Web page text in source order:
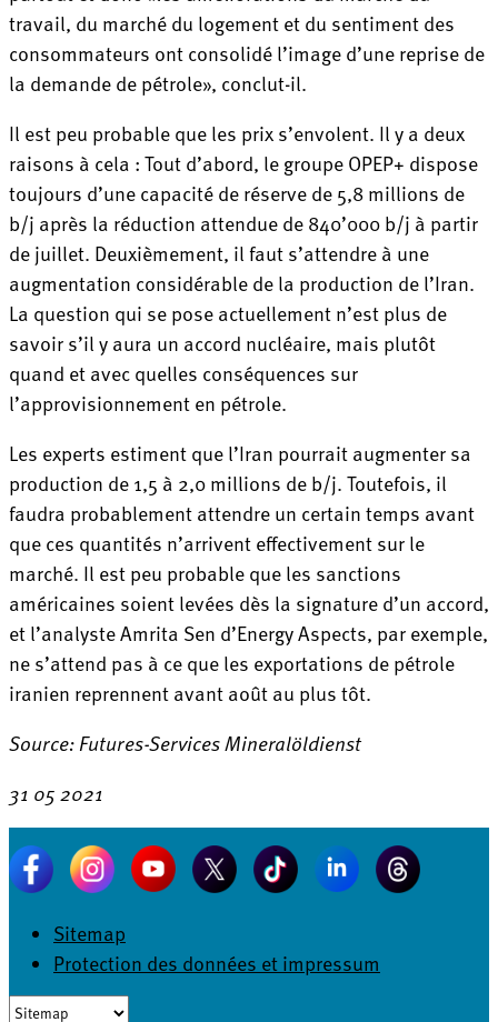
travail, du marché du logement et du sentiment des
consommateurs ont consolidé l’image d’une reprise de
la demande de pétrole», conclut-il.
Il est peu probable que les prix s’envolent. Il y a deux
raisons à cela : Tout d’abord, le groupe OPEP+ dispose
toujours d’une capacité de réserve de 5,8 millions de
b/j après la réduction attendue de 840’000 b/j à partir
de juillet. Deuxièmement, il faut s’attendre à une
augmentation considérable de la production de l’Iran.
La question qui se pose actuellement n’est plus de
savoir s’il y aura un accord nucléaire, mais plutôt
quand et avec quelles conséquences sur
l’approvisionnement en pétrole.
Les experts estiment que l’Iran pourrait augmenter sa
production de 1,5 à 2,0 millions de b/j. Toutefois, il
faudra probablement attendre un certain temps avant
que ces quantités n’arrivent effectivement sur le
marché. Il est peu probable que les sanctions
américaines soient levées dès la signature d’un accord,
et l’analyste Amrita Sen d’Energy Aspects, par exemple,
ne s’attend pas à ce que les exportations de pétrole
iranien reprennent avant août au plus tôt.
Source: Futures-Services Mineralöldienst
31 05 2021
Sitemap
Protection des données et impressum